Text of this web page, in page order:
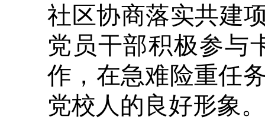
社区协商落实共建
党员干部积极参与
作，在急难险重任
党校人的良好形象。